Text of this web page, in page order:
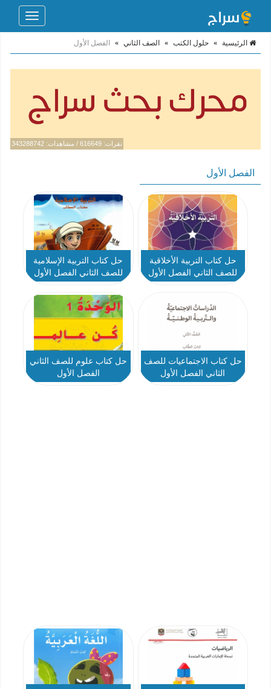
Toggle
الرئيسية » حلول الكتب » الصف الثاني » الفصل الأول
نقرات: 616649 / مشاهدات: 343288742
الفصل الأول
حل كتاب التربية الأخلاقية
للصف الثاني الفصل الأول
حل كتاب التربية الإسلامية
للصف الثاني الفصل الأول
حل كتاب الاجتماعيات للصف
الثاني الفصل الأول
حل كتاب علوم للصف الثاني
الفصل الأول